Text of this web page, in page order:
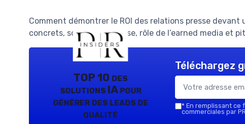
Comment démontrer le ROI des relations presse devant
concrets, scénarios de crise, rôle de l’earned media et
TOP 10 des
solutions IA pour
générer des leads de
qualité
Téléchargez
* En remplissant ce
commerciales par